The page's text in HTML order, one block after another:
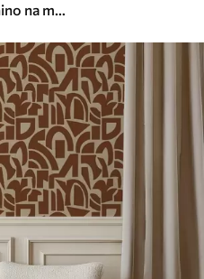
Geometrija z ukrajinsko vezenino na modrem ozadju